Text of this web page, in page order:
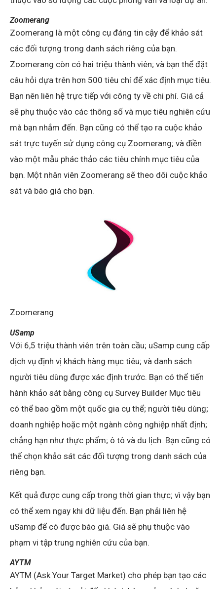
Zoomerang
Zoomerang là một công cụ đáng tin cậy để khảo sát
các đối tượng trong danh sách riêng của bạn.
Zoomerang còn có hai triệu thành viên; và bạn thể đặt
câu hỏi dựa trên hơn 500 tiêu chí để xác định mục tiêu.
Bạn nên liên hệ trực tiếp với công ty về chi phí. Giá cả
sẽ phụ thuộc vào các thông số và mục tiêu nghiên cứu
mà bạn nhắm đến. Bạn cũng có thể tạo ra cuộc khảo
sát trực tuyến sử dụng công cụ Zoomerang; và điền
vào một mẫu phác thảo các tiêu chính mục tiêu của
bạn. Một nhân viên Zoomerang sẽ theo dõi cuộc khảo
sát và báo giá cho bạn.
Zoomerang
USamp
Với 6,5 triệu thành viên trên toàn cầu; uSamp cung cấp
dịch vụ định vị khách hàng mục tiêu; và danh sách
người tiêu dùng được xác định trước. Bạn có thể tiến
hành khảo sát bằng công cụ Survey Builder Mục tiêu
có thể bao gồm một quốc gia cụ thể; người tiêu dùng;
doanh nghiệp hoặc một ngành công nghiệp nhất định;
chẳng hạn như thực phẩm; ô tô và du lịch. Bạn cũng có
thể chọn khảo sát các đối tượng trong danh sách của
riêng bạn.
Kết quả được cung cấp trong thời gian thực; vì vậy bạn
có thể xem ngay khi dữ liệu đến. Bạn phải liên hệ
uSamp để có được báo giá. Giá sẽ phụ thuộc vào
phạm vi tập trung nghiên cứu của bạn.
AYTM
AYTM (Ask Your Target Market) cho phép bạn tạo các